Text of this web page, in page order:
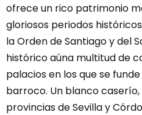
ofrece un rico patrimonio
gloriosos periodos
la Orden de Santiago y del
histórico aúna multitud de
palacios en los que se
barroco. Un blanco
provincias de Sevilla y